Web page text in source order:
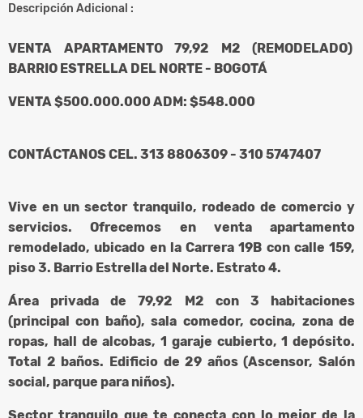
Descripción Adicional :
VENTA APARTAMENTO 79,92 M2 (REMODELADO)
BARRIO ESTRELLA DEL NORTE - BOGOTÁ
VENTA $500.000.000 ADM: $548.000
CONTÁCTANOS CEL. 313 8806309 - 310 5747407
Vive en un sector tranquilo, rodeado de comercio y
servicios. Ofrecemos en venta apartamento
remodelado, ubicado en la Carrera 19B con calle 159,
piso 3. Barrio Estrella del Norte. Estrato 4.
Área privada de 79,92 M2 con 3 habitaciones
(principal con baño), sala comedor, cocina, zona de
ropas, hall de alcobas, 1 garaje cubierto, 1 depósito.
Total 2 baños. Edificio de 29 años (Ascensor, Salón
social, parque para niños).